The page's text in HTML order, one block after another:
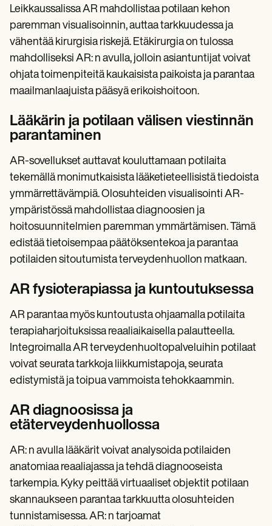
Leikkaussalissa AR mahdollistaa potilaan kehon
paremman visualisoinnin, auttaa tarkkuudessa ja
vähentää kirurgisia riskejä. Etäkirurgia on tulossa
mahdolliseksi AR: n avulla, jolloin asiantuntijat voivat
ohjata toimenpiteitä kaukaisista paikoista ja parantaa
maailmanlaajuista pääsyä erikoishoitoon.
Lääkärin ja potilaan välisen viestinnän
parantaminen
AR-sovellukset auttavat kouluttamaan potilaita
tekemällä monimutkaisista lääketieteellisistä tiedoista
ymmärrettävämpiä. Olosuhteiden visualisointi AR-
ympäristössä mahdollistaa diagnoosien ja
hoitosuunnitelmien paremman ymmärtämisen. Tämä
edistää tietoisempaa päätöksentekoa ja parantaa
potilaiden sitoutumista terveydenhuollon matkaan.
AR fysioterapiassa ja kuntoutuksessa
AR parantaa myös kuntoutusta ohjaamalla potilaita
terapiaharjoituksissa reaaliaikaisella palautteella.
Integroimalla AR terveydenhuoltopalveluihin potilaat
voivat seurata tarkkoja liikkumistapoja, seurata
edistymistä ja toipua vammoista tehokkaammin.
AR diagnoosissa ja
etäterveydenhuollossa
AR: n avulla lääkärit voivat analysoida potilaiden
anatomiaa reaaliajassa ja tehdä diagnooseista
tarkempia. Kyky peittää virtuaaliset objektit potilaan
skannaukseen parantaa tarkkuutta olosuhteiden
tunnistamisessa. AR: n tarjoamat